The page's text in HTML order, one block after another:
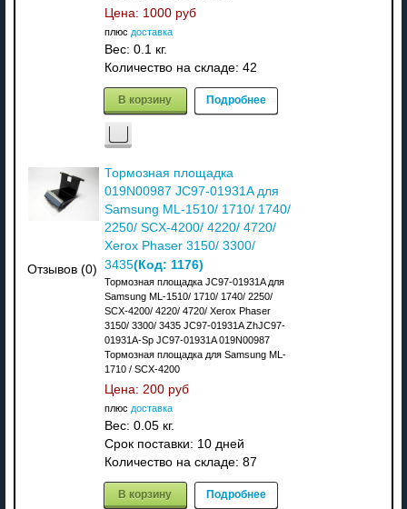
Цена: 1000 руб
плюс доставка
Вес: 0.1 кг.
Количество на складе: 42
В корзину Подробнее
Отзывов (0)
Тормозная площадка
019N00987 JC97-01931A для
Samsung ML-1510/ 1710/ 1740/
2250/ SCX-4200/ 4220/ 4720/
Xerox Phaser 3150/ 3300/
3435(Код: 1176)
Тормозная площадка JC97-01931A для
Samsung ML-1510/ 1710/ 1740/ 2250/
SCX-4200/ 4220/ 4720/ Xerox Phaser
3150/ 3300/ 3435 JC97-01931A ZhJC97-
01931A-Sp JC97-01931A 019N00987
Тормозная площадка для Samsung ML-
1710 / SCX-4200
Цена: 200 руб
плюс доставка
Вес: 0.05 кг.
Срок поставки: 10 дней
Количество на складе: 87
В корзину Подробнее